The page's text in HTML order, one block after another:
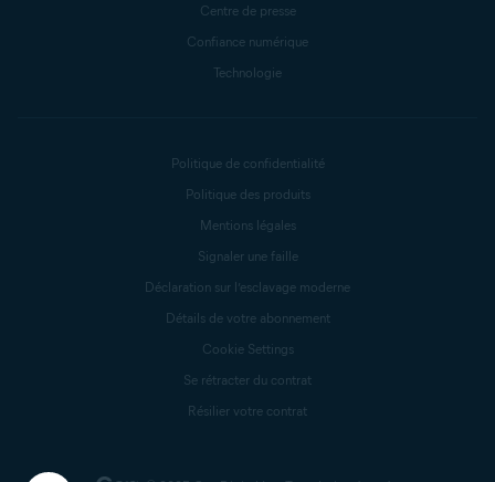
Centre de presse
Confiance numérique
Technologie
Politique de confidentialité
Politique des produits
Mentions légales
Signaler une faille
Déclaration sur l’esclavage moderne
Détails de votre abonnement
Cookie Settings
Se rétracter du contrat
Résilier votre contrat